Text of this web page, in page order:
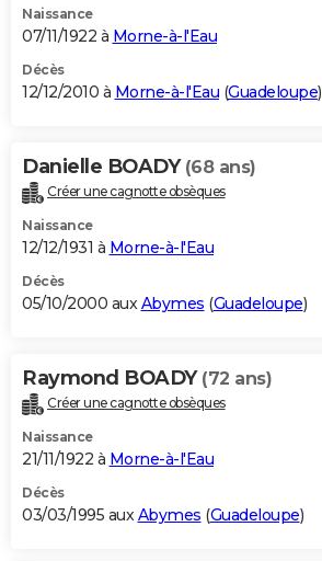
Naissance
07/11/1922 à Morne-à-l'Eau
Décès
12/12/2010 à Morne-à-l'Eau (Guadeloupe)
Danielle BOADY (68 ans)
Créer une cagnotte obsèques
Naissance
12/12/1931 à Morne-à-l'Eau
Décès
05/10/2000 auxAbymes (Guadeloupe)
Raymond BOADY (72 ans)
Créer une cagnotte obsèques
Naissance
21/11/1922 à Morne-à-l'Eau
Décès
03/03/1995 auxAbymes (Guadeloupe)